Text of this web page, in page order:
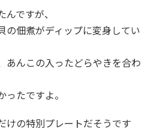
ですが、
の佃煮がディップに変身してい
あんこの入ったどらやきを合わ
たですよ。
けの特別プレートだそうです